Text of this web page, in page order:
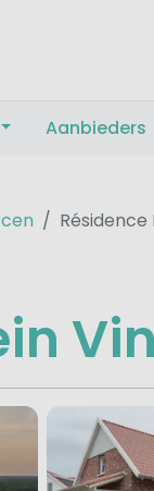
Aanbieders
Résidence